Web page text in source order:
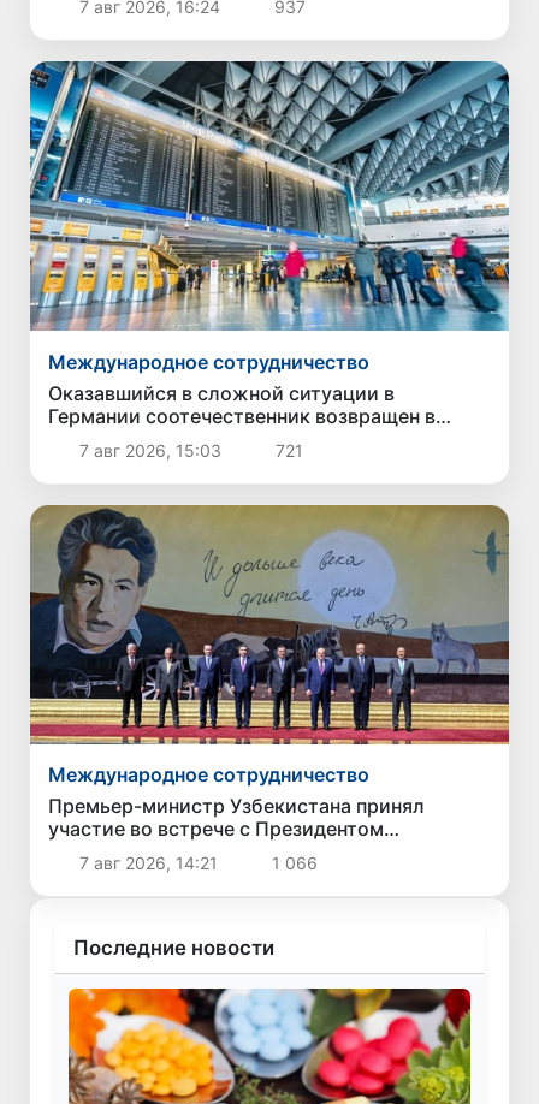
7 авг 2026, 16:24 937
Международное сотрудничество
Оказавшийся в сложной ситуации в
Германии соотечественник возвращен в
Узбекистан
7 авг 2026, 15:03 721
Международное сотрудничество
Премьер-министр Узбекистана принял
участие во встрече с Президентом
Кыргызстана в рамках мероприятий ЕАЭС
7 авг 2026, 14:21 1 066
Последние новости